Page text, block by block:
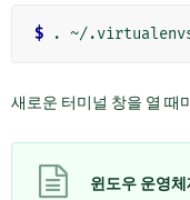
$ .
새로운 터미널 창을 열 때
윈도우 운영